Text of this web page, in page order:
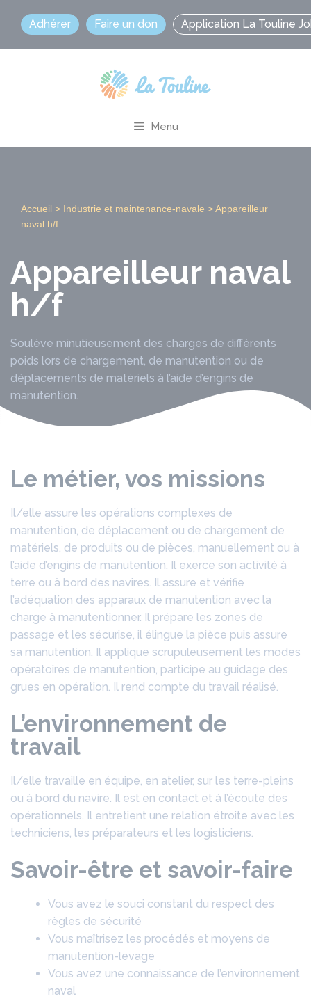
contenu
Adhérer Faire un don Application La Touline
Menu
Accueil > Industrie et maintenance-navale >Appareilleur
naval h/f
Appareilleur naval
h/f
Soulève minutieusement des charges de différents
poids lors de chargement, de manutention ou de
déplacements de matériels à l’aide d’engins de
manutention.
Le métier, vos missions
Il/elle assure les opérations complexes de
manutention, de déplacement ou de chargement de
matériels, de produits ou de pièces, manuellement ou à
l’aide d’engins de manutention. Il exerce son activité à
terre ou à bord des navires. Il assure et vérifie
l’adéquation des apparaux de manutention avec la
charge à manutentionner. Il prépare les zones de
passage et les sécurise, il élingue la pièce puis assure
sa manutention. Il applique scrupuleusement les modes
opératoires de manutention, participe au guidage des
grues en opération. Il rend compte du travail réalisé.
L’environnement de
travail
Il/elle travaille en équipe, en atelier, sur les terre-pleins
ou à bord du navire. Il est en contact et à l’écoute des
opérationnels. Il entretient une relation étroite avec les
techniciens, les préparateurs et les logisticiens.
Savoir-être et savoir-faire
Vous avez le souci constant du respect des
règles de sécurité
Vous maîtrisez les procédés et moyens de
manutention-levage
Vous avez une connaissance de l’environnement
naval